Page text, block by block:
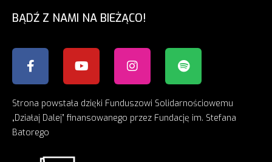
BĄDŹ Z NAMI NA BIEŻĄCO!
Strona powstała dzięki Funduszowi Solidarnościowemu
„Działaj Dalej” finansowanego przez Fundację im. Stefana
Batorego